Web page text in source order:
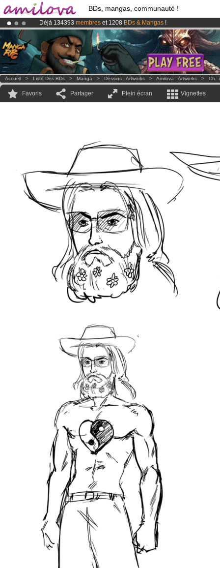
BDs, mangas, communauté !
Déjà 134393 membres et 1208 BDs & Mangas !
Abonnement premium: à partir de3.95 eurospar mois !Clique ici
LeKickstarter Amilova est désormais lancé
Accueil > Liste Des BDs > Manga > Dessins - Artworks > Amilova : Artworks > Ch.
Favoris Partager Plein écran Vignettes